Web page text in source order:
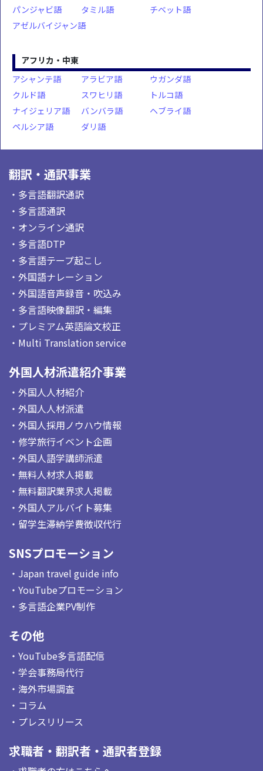
パンジャビ語
タミル語
チベット語
アゼルバイジャン語
アフリカ・中東
アシャンテ語
アラビア語
ウガンダ語
クルド語
スワヒリ語
トルコ語
ナイジェリア語
バンバラ語
ヘブライ語
ペルシア語
ダリ語